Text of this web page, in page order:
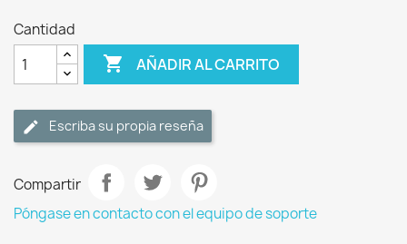
Cantidad
 AÑADIR AL CARRITO
Escriba su propia reseña
Compartir
Póngase en contacto con el equipo de soporte